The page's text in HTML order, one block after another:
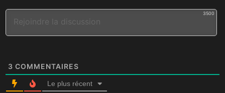
3500
3 COMMENTAIRES
Le plus récent